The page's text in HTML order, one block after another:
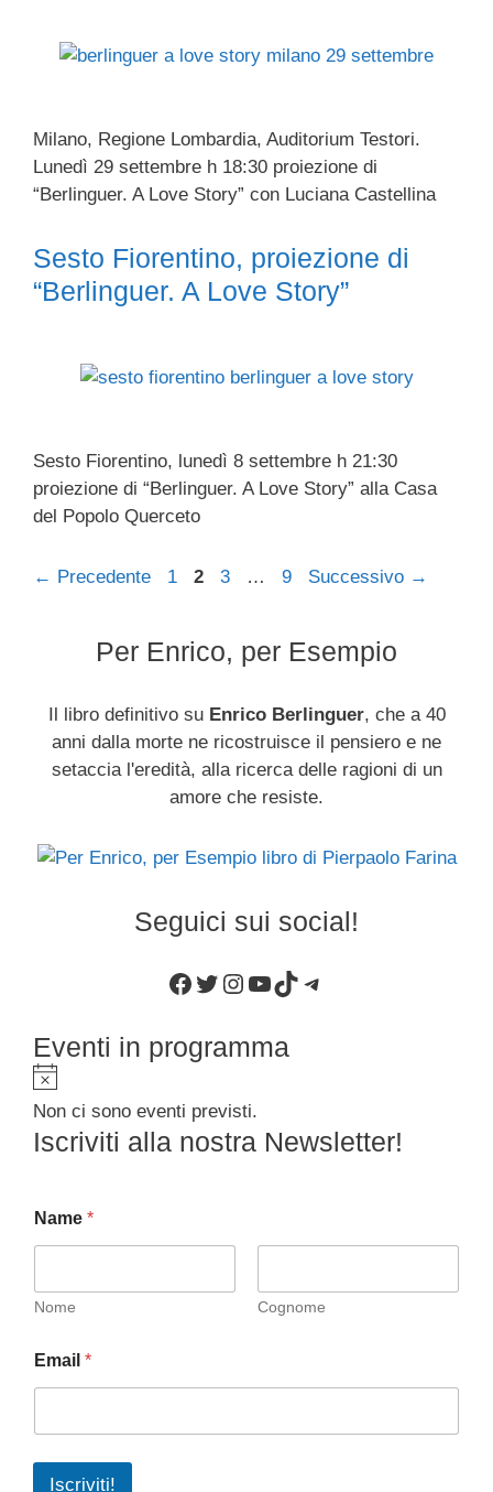
Milano, Regione Lombardia, Auditorium Testori.
Lunedì 29 settembre h 18:30 proiezione di
“Berlinguer. A Love Story” con Luciana Castellina
Sesto Fiorentino, proiezione di
“Berlinguer. A Love Story”
Sesto Fiorentino, lunedì 8 settembre h 21:30
proiezione di “Berlinguer. A Love Story” alla Casa
del Popolo Querceto
← Precedente Pagina
1 Pagina
2 Pagina
3 … Pagina
9 Successivo →
Per Enrico, per Esempio
Il libro definitivo su Enrico Berlinguer, che a 40
anni dalla morte ne ricostruisce il pensiero e ne
setaccia l'eredità, alla ricerca delle ragioni di un
amore che resiste.
Seguici sui social!
Facebook
Twitter
Instagram
YouTube
TikTokTelegram
Eventi in programma
o
t
i
e
Non ci sono eventi previsti.
Iscriviti alla nostra Newsletter!
Name *
Nome Cognome
Email *
Iscriviti!